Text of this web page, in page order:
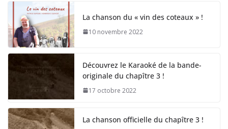
La chanson du « vin des coteaux » !
10 novembre 2022
Découvrez le Karaoké de la bande-
originale du chapître 3 !
17 octobre 2022
La chanson officielle du chapître 3 !